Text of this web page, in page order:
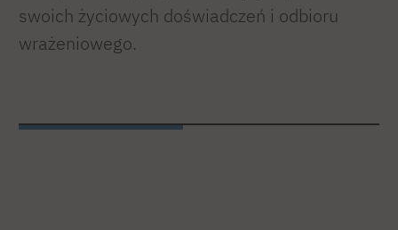
swoich życiowych doświadczeń i odbioru
wrażeniowego.